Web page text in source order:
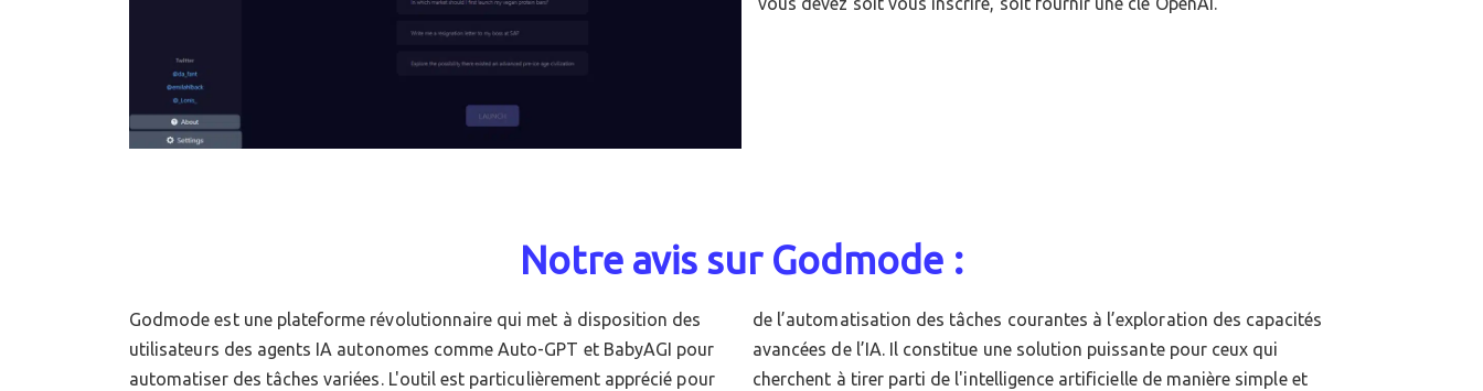
Notre avis sur Godmode :
Godmode est une plateforme révolutionnaire qui met à disposition des
utilisateurs des agents IA autonomes comme Auto-GPT et BabyAGI pour
automatiser des tâches variées. L'outil est particulièrement apprécié pour
de l’automatisation des tâches courantes à l’exploration des capacités
avancées de l’IA. Il constitue une solution puissante pour ceux qui
cherchent à tirer parti de l'intelligence artificielle de manière simple et